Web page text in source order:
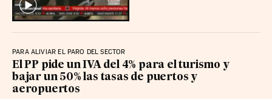
PARA ALIVIAR EL PARO DEL SECTOR
El PP pide un IVA del 4% para el turismo y
bajar un 50% las tasas de puertos y
aeropuertos